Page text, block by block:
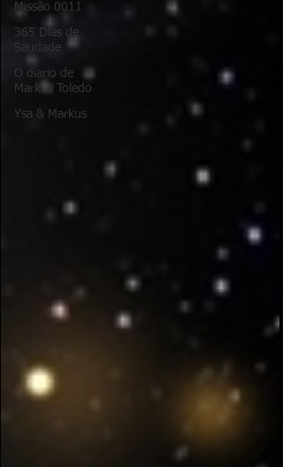
Missão 0011
365 Dias de
Saudade
O diario de
Markus Toledo
Ysa & Markus